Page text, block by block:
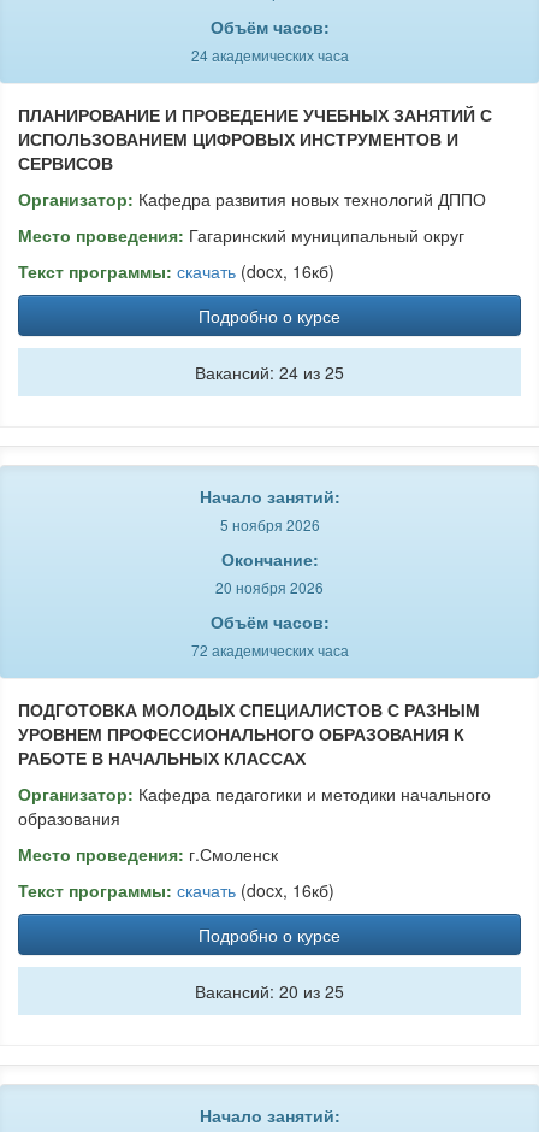
Объём часов:
24 академических часа
ПЛАНИРОВАНИЕ И ПРОВЕДЕНИЕ УЧЕБНЫХ ЗАНЯТИЙ С
ИСПОЛЬЗОВАНИЕМ ЦИФРОВЫХ ИНСТРУМЕНТОВ И
СЕРВИСОВ
Организатор: Кафедра развития новых технологий ДППО
Место проведения: Гагаринский муниципальный округ
Текст программы: скачать (docx, 16кб)
Подробно о курсе
Вакансий: 24 из 25
Начало занятий:
5 ноября 2026
Окончание:
20 ноября 2026
Объём часов:
72 академических часа
ПОДГОТОВКА МОЛОДЫХ СПЕЦИАЛИСТОВ С РАЗНЫМ
УРОВНЕМ ПРОФЕССИОНАЛЬНОГО ОБРАЗОВАНИЯ К
РАБОТЕ В НАЧАЛЬНЫХ КЛАССАХ
Организатор: Кафедра педагогики и методики начального
образования
Место проведения: г.Смоленск
Текст программы: скачать (docx, 16кб)
Подробно о курсе
Вакансий: 20 из 25
Начало занятий: